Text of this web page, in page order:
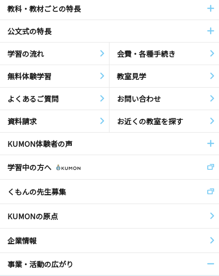
教科・教材ごとの特長
公文式の特長
学習の流れ 会費・各種手続き
無料体験学習 教室見学
よくあるご質問 お問い合わせ
資料請求 お近くの教室を探す
KUMON体験者の声
学習中の方へ
くもんの先生募集
KUMONの原点
企業情報
事業・活動の広がり